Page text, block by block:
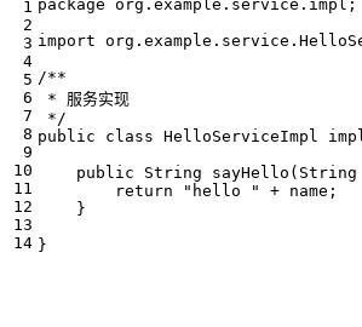
package org.example.service.impl ;
import
*/
public
class HelloServiceImpl
public
String sayHello ( String
return
"hello " + name ;
}
}